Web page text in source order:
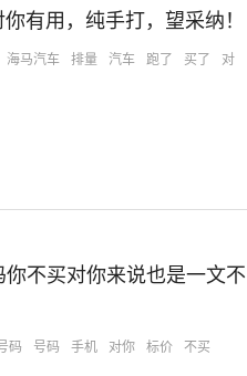
有用，纯手打，望采纳！
海马汽车 排量 汽车 跑了 买了
对
不买对你来说也是一文不
码 号码 手机 对你 标价 不买